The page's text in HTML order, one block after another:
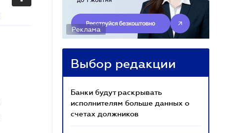
Реклама
Выбор редакции
Банки будут раскрывать
исполнителям больше данных о
счетах должников